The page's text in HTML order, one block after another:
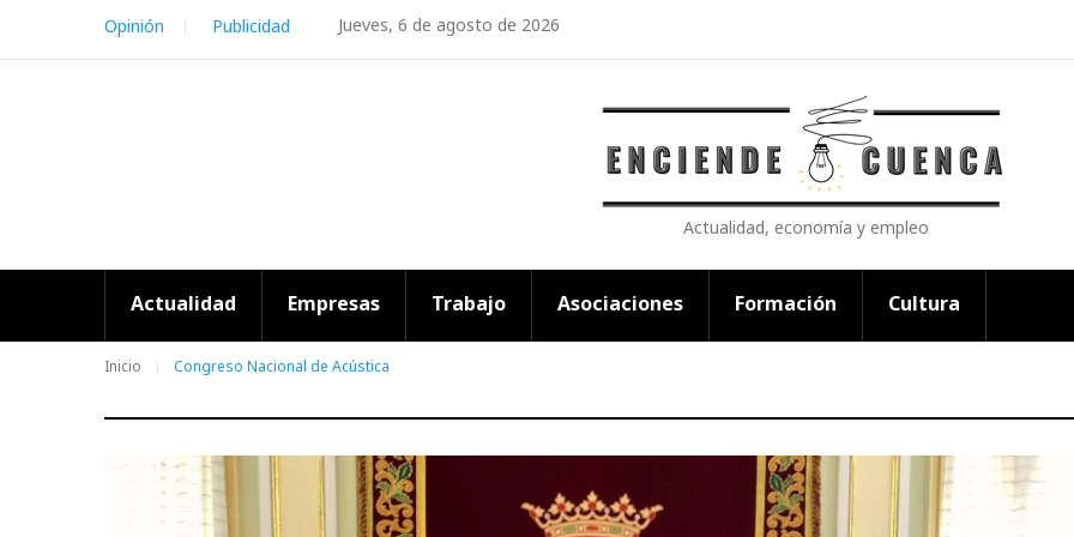
content
Jueves, 6 de agosto de 2026
Opinión Publicidad
Actualidad, economía y empleo
Actualidad Empresas Trabajo Asociaciones Formación Cultura
Inicio Congreso Nacional de Acústica
Etiqueta: